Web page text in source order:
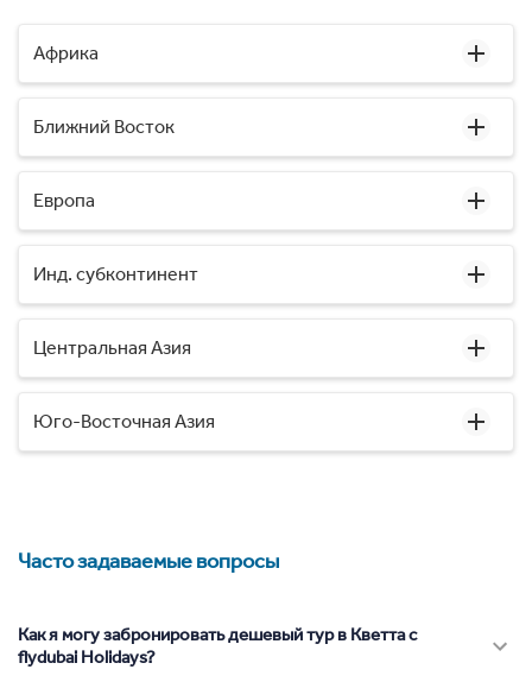
Африка
Ближний Восток
Европа
Инд. субконтинент
Центральная Азия
Юго-Восточная Азия
Часто задаваемые вопросы
Как я могу забронировать дешевый тур в Кветта с
flydubai Holidays?